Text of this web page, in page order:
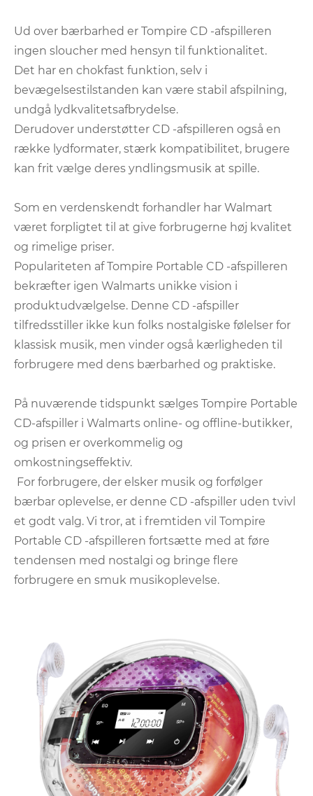
Ud over bærbarhed er Tompire CD -afspilleren
ingen sloucher med hensyn til funktionalitet.
Det har en chokfast funktion, selv i
bevægelsestilstanden kan være stabil afspilning,
undgå lydkvalitetsafbrydelse.
Derudover understøtter CD -afspilleren også en
række lydformater, stærk kompatibilitet, brugere
kan frit vælge deres yndlingsmusik at spille.
Som en verdenskendt forhandler har Walmart
været forpligtet til at give forbrugerne høj kvalitet
og rimelige priser.
Populariteten af ​​Tompire Portable CD -afspilleren
bekræfter igen Walmarts unikke vision i
produktudvælgelse. Denne CD -afspiller
tilfredsstiller ikke kun folks nostalgiske følelser for
klassisk musik, men vinder også kærligheden til
forbrugere med dens bærbarhed og praktiske.
På nuværende tidspunkt sælges Tompire Portable
CD-afspiller i Walmarts online- og offline-butikker,
og prisen er overkommelig og
omkostningseffektiv.
For forbrugere, der elsker musik og forfølger
bærbar oplevelse, er denne CD -afspiller uden tvivl
et godt valg. Vi tror, ​​at i fremtiden vil Tompire
Portable CD -afspilleren fortsætte med at føre
tendensen med nostalgi og bringe flere
forbrugere en smuk musikoplevelse.